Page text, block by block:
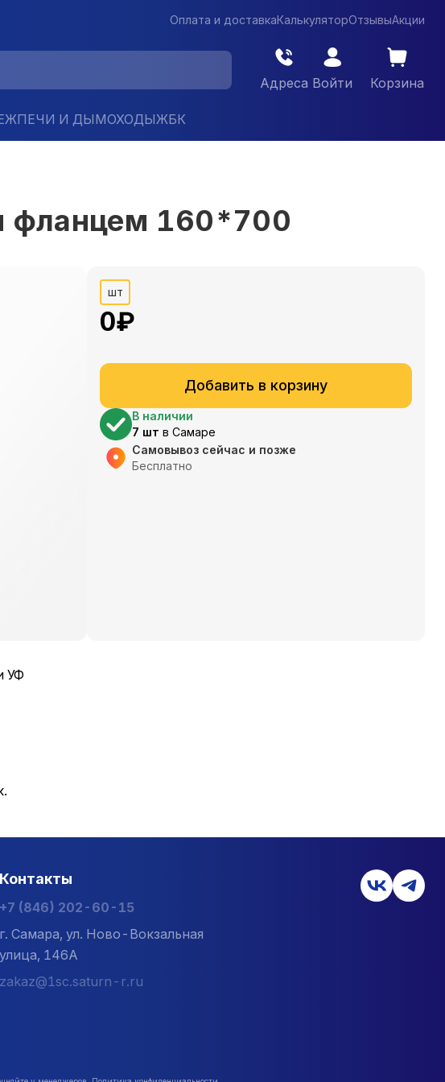
Оплата и доставкаКалькуляторОтзывыАкции
Адреса Войти Корзина
ПЕЧИ И ДЫМОХОДЫЖБК
фланцем 160*700
шт
0₽
Добавить в корзину
В наличии
7 шт в Самаре
Самовывоз сейчас и позже
Бесплатно
УФ
Контакты
+7 (846) 202-60-15
г. Самара, ул. Ново-Вокзальная
улица, 146А
zakaz@1sc.saturn-r.ru